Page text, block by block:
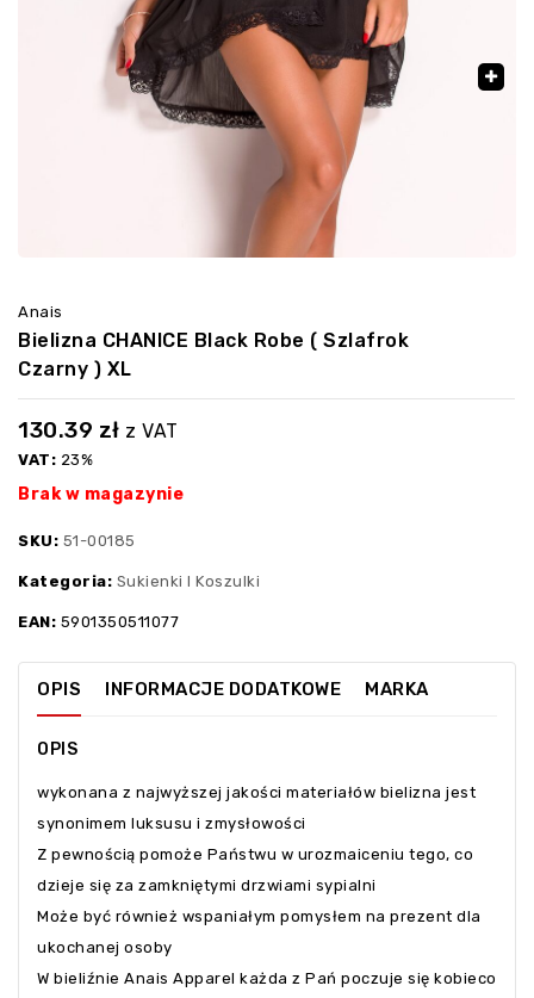
Anais
Bielizna CHANICE Black Robe ( Szlafrok
Czarny ) XL
130.39 zł z VAT
VAT: 23%
Brak w magazynie
SKU: 51-00185
Kategoria: Sukienki I Koszulki
EAN: 5901350511077
OPIS INFORMACJE DODATKOWE MARKA
OPIS
wykonana z najwyższej jakości materiałów bielizna jest
synonimem luksusu i zmysłowości
Z pewnością pomoże Państwu w urozmaiceniu tego, co
dzieje się za zamkniętymi drzwiami sypialni
Może być również wspaniałym pomysłem na prezent dla
ukochanej osoby
W bieliźnie Anais Apparel każda z Pań poczuje się kobieco